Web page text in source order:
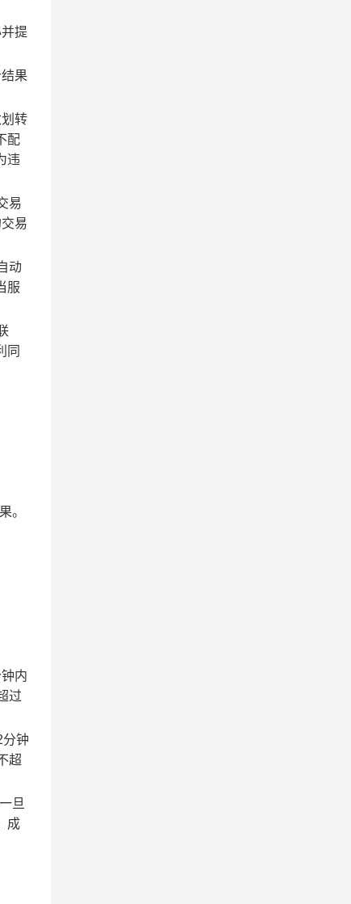
提
果
转
配
违
易
易
动
服
同
。
内
过
钟
超
旦
成